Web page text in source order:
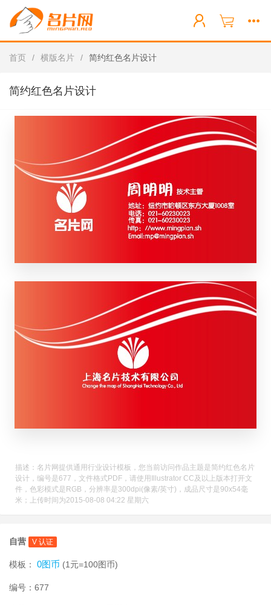
首页 / 横版名片 / 简约红色名片设计
简约红色名片设计
描述：名片网提供通用行业设计模板，您当前访问作品主题是简约红色名片
设计，编号是677，文件格式PDF，请使用Illustrator CC及以上版本打开文
件，色彩模式是RGB，分辨率是300dpi(像素/英寸)，成品尺寸是90x54毫
米；上传时间为2015-08-08 04:22 星期六
自营 V 认证
模板： 0图币 (1元=100图币)
编号：677